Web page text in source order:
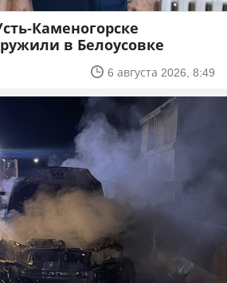
Каменогорске
в Белоусовке
6 августа 2026, 8:49